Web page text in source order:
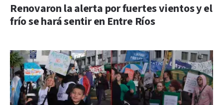
Renovaron la alerta por fuertes vientos y el
frío se hará sentir en Entre Ríos